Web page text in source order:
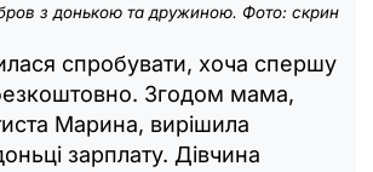
з донькою та дружиною. Фото: скрин
спробувати, хоча спершу
Згодом мама,
Марина, вирішила
зарплату. Дівчина